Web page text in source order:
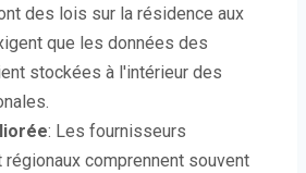
des lois sur la résidence aux
que les données des
stockées à l'intérieur des
: Les fournisseurs
comprennent souvent